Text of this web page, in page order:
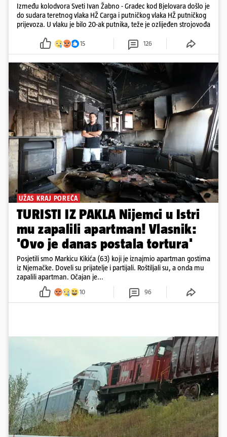
Između kolodvora Sveti Ivan Žabno - Gradec kod Bjelovara došlo je
do sudara teretnog vlaka HŽ Carga i putničkog vlaka HŽ putničkog
prijevoza. U vlaku je bilo 20-ak putnika, teže je ozlijeđen strojovođa
15 126
UŽAS KRAJ POREČA
TURISTI IZ PAKLA Nijemci u Istri
mu zapalili apartman! Vlasnik:
'Ovo je danas postala tortura'
Posjetili smo Markicu Kikića (63) koji je iznajmio apartman gostima
iz Njemačke. Doveli su prijatelje i partijali. Roštiljali su, a onda mu
zapalili apartman. Očajan je...
10 96